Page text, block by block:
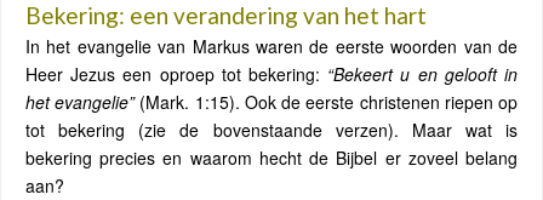
Bekering: een verandering van het hart
In het evangelie van Markus waren de eerste woorden van de
Heer Jezus een oproep tot bekering: “Bekeert u en gelooft in
het evangelie”(Mark. 1:15). Ook de eerste christenen riepen op
tot bekering (zie de bovenstaande verzen). Maar wat is
bekering precies en waarom hecht de Bijbel er zoveel belang
aan?